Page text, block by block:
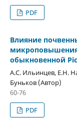
PDF
Влияние
обыкновенной
А.С. Ильинцев, Е.Н.
Буньков (Автор)
60-76
PDF